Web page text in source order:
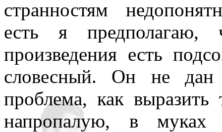
то, знаемом и рожденном
нигде уточнять и
странностям
есть я предполагаю,
произведения есть
словесный. Он не
проблема, как
напропалую, в муках